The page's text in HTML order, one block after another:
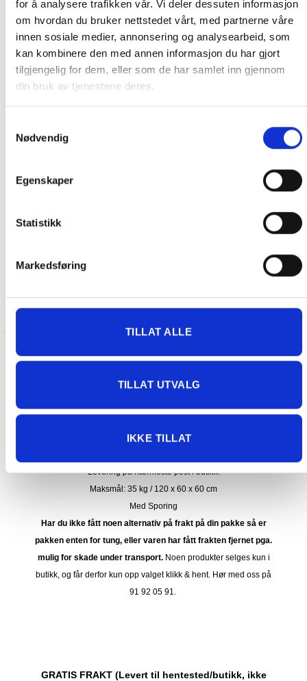
for å analysere trafikken vår. Vi deler dessuten informasjon
om hvordan du bruker nettstedet vårt, med partnerne våre
innen sosiale medier, annonsering og analysearbeid, som
kan kombinere den med annen informasjon du har gjort
tilgjengelig for dem, eller som de har samlet inn gjennom
din bruk av tjenestene deres.
Nødvendig
Egenskaper
Statistikk
Markedsføring
TILLAT ALLE
TILLAT UTVALG
IKKE TILLAT
På lager i Fredrikstad om du ønsker å hente i vår butikk.
RELATERTE PRODUKTER
minibag
50.00
IKKE PÅ LAGER IKKE PÅ LAGER
FRAKT PÅ ORDRE 0-1499 kroner:
Pakke til hentested. Velg enten Postnord eller Bring i
Produkter som kan knuses eller skades via. transport sendes ikke.
Levering på nærmeste post i butikk.
Maksmål: 35 kg / 120 x 60 x 60 cm
Med Sporing
Har du ikke fått noen alternativ på frakt på din pakke så er
pakken enten for tung, eller varen har fått frakten fjernet pga.
mulig for skade under transport.Noen produkter selges kun i
butikk, og får derfor kun opp valget klikk & hent. Hør med oss på
91 92 05 91.
GRATIS FRAKT (Levert til hentested/butikk, ikke